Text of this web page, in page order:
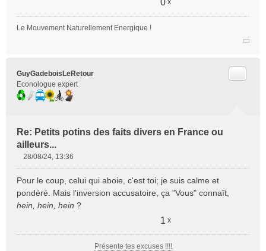
l
u
0 x
Le Mouvement Naturellement Energique !
GuyGadeboisLeRetour
Econologue expert
Re: Petits potins des faits divers en France ou
ailleurs...
s
s
a
28/08/24, 13:36
Pour le coup, celui qui aboie, c'est toi; je suis calme et
pondéré. Mais l'inversion accusatoire, ça "Vous" connaît,
hein, hein, hein ?
1 x
Présente tes excuses !!!!